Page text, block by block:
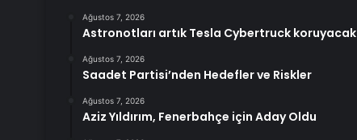
Ağustos 7, 2026
Astronotları artık Tesla Cybertruck koruyacak
Ağustos 7, 2026
Saadet Partisi’nden Hedefler ve Riskler
Ağustos 7, 2026
Aziz Yıldırım, Fenerbahçe için Aday Oldu